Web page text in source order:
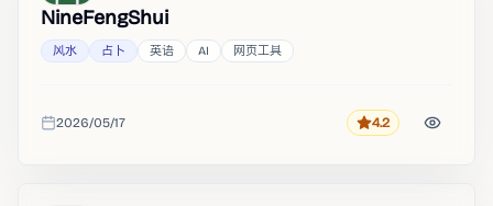
NineFengShui
风水 占卜 英语 AI 网页工具
收录时间
2026/05/17 评分4.2